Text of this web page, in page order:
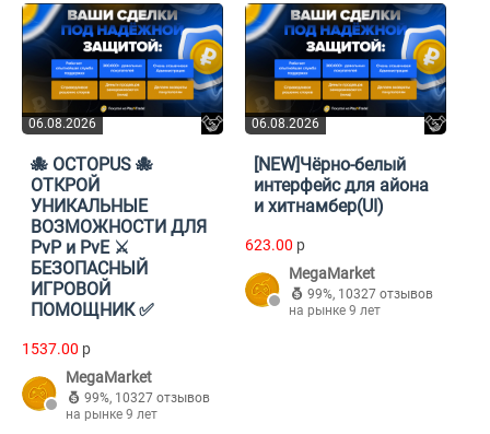
06.08.2026
🐙 OCTOPUS 🐙
ОТКРОЙ
УНИКАЛЬНЫЕ
ВОЗМОЖНОСТИ ДЛЯ
PvP и PvE ⚔️
БЕЗОПАСНЫЙ
ИГРОВОЙ
ПОМОЩНИК ✅
1537.00 p
MegaMarket
99%, 10327 отзывов
на рынке 9 лет
06.08.2026
[NEW]Чёрно-белый
интерфейс для айона
и хитнамбер(UI)
623.00 p
MegaMarket
99%, 10327 отзывов
на рынке 9 лет